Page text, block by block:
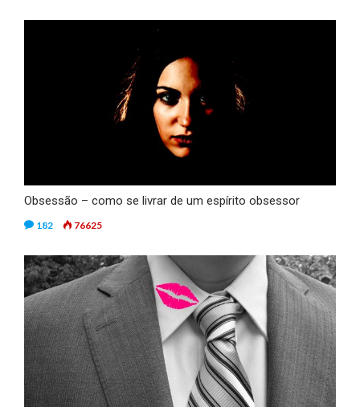
Obsessão – como se livrar de um espírito obsessor
182 76625